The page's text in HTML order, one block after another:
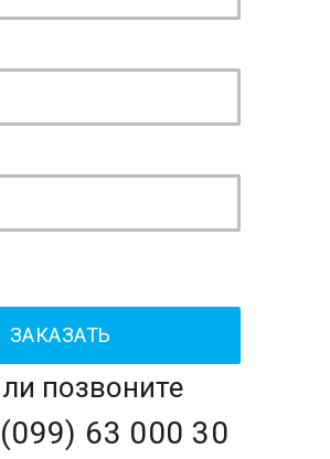
позвоните
63 000 30